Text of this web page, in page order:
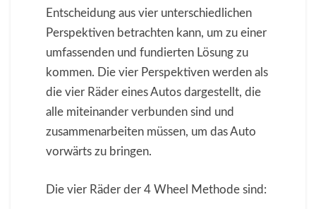
Entscheidung aus vier unterschiedlichen
Perspektiven betrachten kann, um zu einer
umfassenden und fundierten Lösung zu
kommen. Die vier Perspektiven werden als
die vier Räder eines Autos dargestellt, die
alle miteinander verbunden sind und
zusammenarbeiten müssen, um das Auto
vorwärts zu bringen.
Die vier Räder der 4 Wheel Methode sind: